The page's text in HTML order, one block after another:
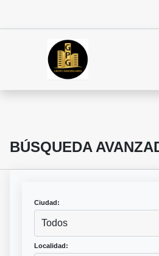
BÚSQUEDA
Ciudad:
Todos
Localidad: